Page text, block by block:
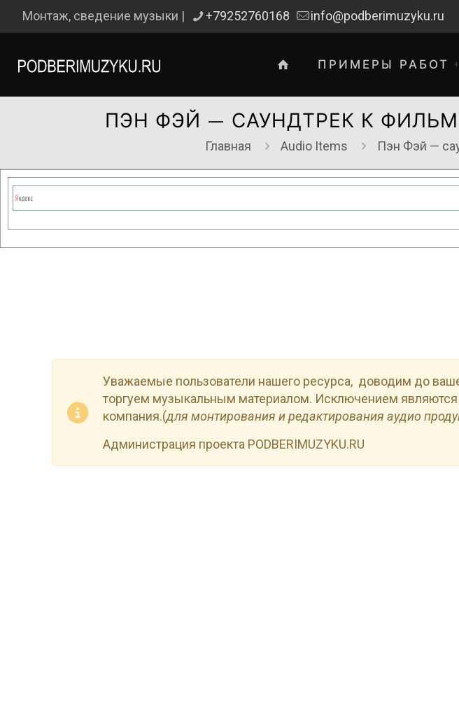
Монтаж, сведение музыки | +79252760168 info@podberimuzyku.ru
ПРИМЕРЫ РАБОТ
ПЭН ФЭЙ — САУНДТРЕК К
Главная Audio Items Пэн Фэй —
Уважаемые пользователи нашего ресурса, доводим до
торгуем музыкальным материалом. Исключением
компания.(для монтирования и редактирования аудио
Администрация проекта PODBERIMUZYKU.RU